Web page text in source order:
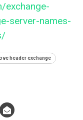
exchange-
server-names-
header exchange